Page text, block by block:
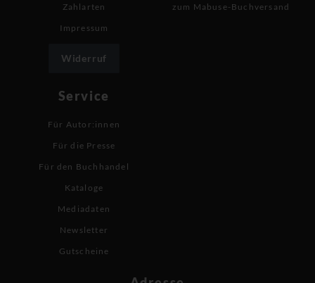
Zahlarten
Impressum
Widerruf
zum Mabuse-Buchversand
Service
Für Autor:innen
Für die Presse
Für den Buchhandel
Kataloge
Mediadaten
Newsletter
Gutscheine